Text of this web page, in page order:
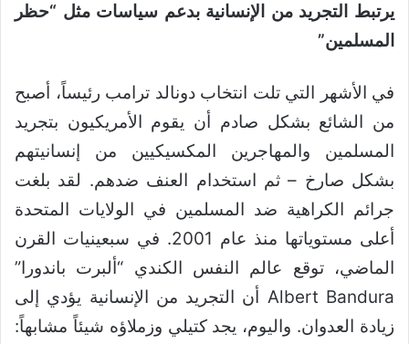
يرتبط التجريد من الإنسانية بدعم سياسات مثل “حظر
المسلمين”
في الأشهر التي تلت انتخاب دونالد ترامب رئيساً، أصبح
من الشائع بشكل صادم أن يقوم الأمريكيون بتجريد
المسلمين والمهاجرين المكسيكيين من إنسانيتهم
بشكل صارخ – ثم استخدام العنف ضدهم. لقد بلغت
جرائم الكراهية ضد المسلمين في الولايات المتحدة
أعلى مستوياتها منذ عام 2001. في سبعينيات القرن
الماضي، توقع عالم النفس الكندي “ألبرت باندورا”
Albert Bandura أن التجريد من الإنسانية يؤدي إلى
زيادة العدوان. واليوم، يجد كتيلي وزملاؤه شيئاً مشابهاً: